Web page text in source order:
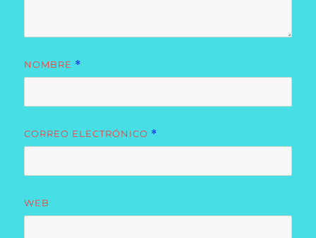
NOMBRE *
CORREO ELECTRÓNICO *
WEB